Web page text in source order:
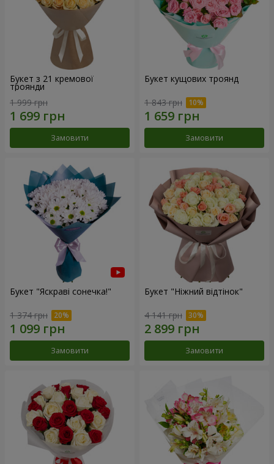
Букет з 21 кремової
троянди
1 999 грн
Замовити
Букет кущових троянд
1 843 грн
Замовити
Букет "Яскраві сонечка!"
1 374 грн
Замовити
Букет "Ніжний відтінок"
4 141 грн
Замовити